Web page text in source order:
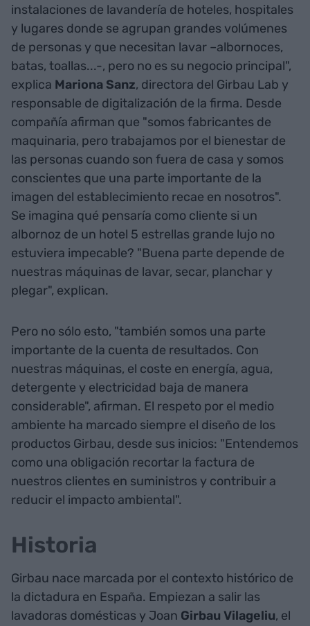
instalaciones de lavandería de hoteles, hospitales
y lugares donde se agrupan grandes volúmenes
de personas y que necesitan lavar –albornoces,
batas, toallas...-, pero no es su negocio principal",
explica Mariona Sanz, directora del Girbau Lab y
responsable de digitalización de la firma. Desde
compañía afirman que "somos fabricantes de
maquinaria, pero trabajamos por el bienestar de
las personas cuando son fuera de casa y somos
conscientes que una parte importante de la
imagen del establecimiento recae en nosotros".
Se imagina qué pensaría como cliente si un
albornoz de un hotel 5 estrellas grande lujo no
estuviera impecable? "Buena parte depende de
nuestras máquinas de lavar, secar, planchar y
plegar", explican.
Pero no sólo esto, "también somos una parte
importante de la cuenta de resultados. Con
nuestras máquinas, el coste en energía, agua,
detergente y electricidad baja de manera
considerable", afirman. El respeto por el medio
ambiente ha marcado siempre el diseño de los
productos Girbau, desde sus inicios: "Entendemos
como una obligación recortar la factura de
nuestros clientes en suministros y contribuir a
reducir el impacto ambiental".
Historia
Girbau nace marcada por el contexto histórico de
la dictadura en España. Empiezan a salir las
lavadoras domésticas y Joan Girbau Vilageliu, el